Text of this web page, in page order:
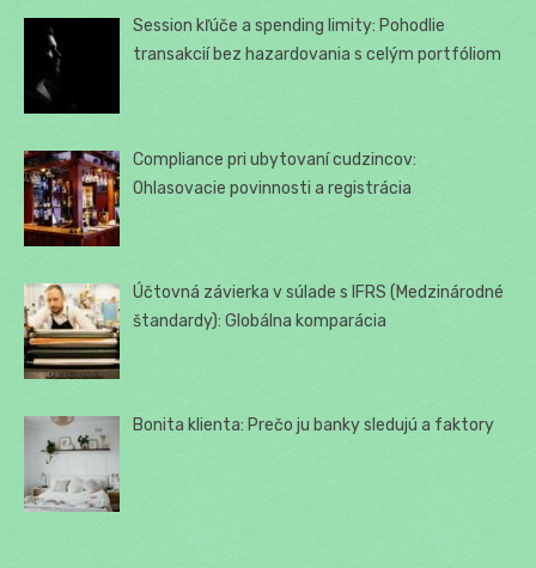
Session kľúče a spending limity: Pohodlie
transakcií bez hazardovania s celým portfóliom
Compliance pri ubytovaní cudzincov:
Ohlasovacie povinnosti a registrácia
Účtovná závierka v súlade s IFRS (Medzinárodné
štandardy): Globálna komparácia
Bonita klienta: Prečo ju banky sledujú a faktory